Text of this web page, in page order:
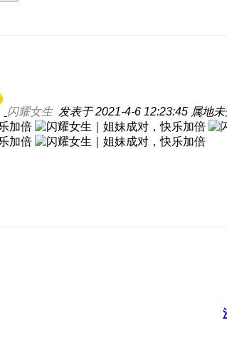
闪耀女生 发表于 2021-4-6 12:23:45 属地